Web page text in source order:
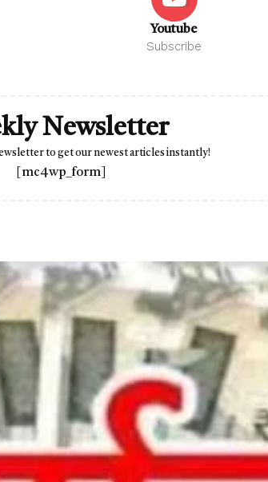
Youtube
Subscribe
Newsletter
to get our newest articles instantly!
[mc4wp_form]